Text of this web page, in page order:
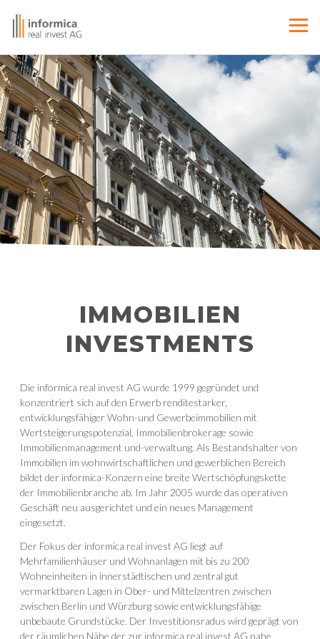
IMMOBILIEN
INVESTMENTS
Die informica real invest AG wurde 1999 gegründet und
konzentriert sich auf den Erwerb renditestarker,
entwicklungsfähiger Wohn-und Gewerbeimmobilien mit
Wertsteigerungspotenzial, Immobilienbrokerage sowie
Immobilienmanagement und-verwaltung. Als Bestandshalter von
Immobilien im wohnwirtschaftlichen und gewerblichen Bereich
bildet der informica-Konzern eine breite Wertschöpfungskette
der Immobilienbranche ab. Im Jahr 2005 wurde das operativen
Geschäft neu ausgerichtet und ein neues Management
eingesetzt.
Der Fokus der informica real invest AG liegt auf
Mehrfamilienhäuser und Wohnanlagen mit bis zu 200
Wohneinheiten in innerstädtischen und zentral gut
vermarktbaren Lagen in Ober- und Mittelzentren zwischen
zwischen Berlin und Würzburg sowie entwicklungsfähige
unbebaute Grundstücke. Der Investitionsradus wird geprägt von
der räumlichen Nähe der zur informica real invest AG nahe